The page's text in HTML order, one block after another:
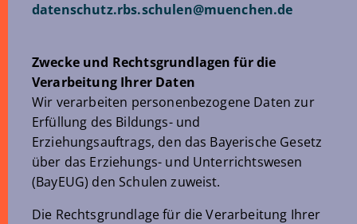
datenschutz.rbs.schulen@muenchen.de
Zwecke und Rechtsgrundlagen für die
Verarbeitung Ihrer Daten
Wir verarbeiten personenbezogene Daten zur
Erfüllung des Bildungs- und
Erziehungsauftrags, den das Bayerische Gesetz
über das Erziehungs- und Unterrichtswesen
(BayEUG) den Schulen zuweist.
Die Rechtsgrundlage für die Verarbeitung Ihrer